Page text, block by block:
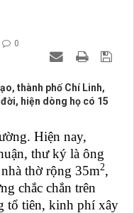
0
thành phố Chí Linh,
hiện dòng họ có 15
Hiện nay,
thư ký là ông
thờ rộng 35m2,
chắc chắn trên
tổ tiên, kinh phí xây